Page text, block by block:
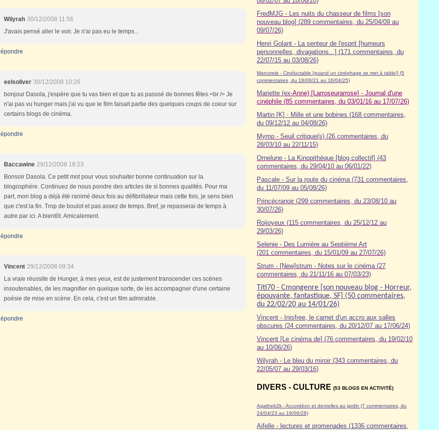
Wilyrah 30/12/2008 11:56
J'avais pensé aller le voir. Je n'ai pas eu le temps...
eelsoliver 30/12/2008 10:26
bonjour Dasola, j'espère que tu vas bien et que tu as passsé de bonnes fêtes.<br /> Je
n'ai pas vu hunger mais j'ai vu que le film faisait partie des quelques coups de coeur sur
certains blogs de cinéma.
Baccawine 29/12/2008 18:23
Bonsoir Dasola. Ce petit mot pour vous souhaiter bonne continuation sur la
blogosphère. Continuez de nous pondre des articles de si bonnes qualités. Pour ma
part, mon blog a déjà été ranimé deux fois au défibrillateur mais cette fois, je sens bien
que c'est la fin. Trop de boulot et pas assez de temps. Bref, je repasserai de temps à
autre par ici. A bientôt. Amicalement.
Vincent 29/12/2008 09:34
La vraie réussite de Hunger, à mes yeux, est de justement transcender ces scènes
insoutenables, de les magnifier en quelque sorte, de les accompagner d'une certaine
poésie de mise en scène. En cela, c'est un film admirable.
FredMJG - Les nuits du chasseur de films [son
nouveau blog] (289 commentaires, du 25/04/09 au
09/07/26)
Henri Golant - La senteur de l'esprit [humeurs
personnelles, divagations...] (171 commentaires, du
22/07/15 au 03/08/26)
Marcorele - Cinéluctable [quand un cinéphage se met à table!] (5
commentaires, du 18/08/21 au 16/04/25)
Mariette (ex-Anne) [Larroseurarrose] - Journal d'une
cinéphile (85 commentaires, du 03/01/16 au 17/07/26)
Martin [K] - Mille et une bobines (168 commentaires,
du 09/12/12 au 04/08/26)
Mymp - Seuil critique(s) (26 commentaires, du
28/03/10 au 22/11/15)
Ornelune - La Kinopithèque [blog collectif] (43
commentaires, du 29/04/10 au 06/01/22)
Pascale - Sur la route du cinéma (731 commentaires,
du 11/07/09 au 05/08/26)
Princécranoir (299 commentaires, du 23/08/10 au
30/07/26)
Roijoyeux (115 commentaires, du 25/12/12 au
29/03/26)
Selenie - Des Lumière au Septième Art
(201 commentaires, du 15/01/09 au 27/07/26)
Strum - [New]strum - Notes sur le cinéma (27
commentaires, du 21/11/16 au 07/03/23)
Titi70 - Cmongenre [son nouveau blog - Horreur,
épouvante, fantastique, SF] (50 commentaires,
du 22/02/20 au 14/01/26)
Vincent - Inisfree, le carnet d'un accro aux salles
obscures (24 commentaires, du 20/12/07 au 17/06/24)
Vincent [Le cinéma de] (76 commentaires, du 19/02/10
au 10/06/26)
Wilyrah - Le bleu du miroir (343 commentaires, du
22/05/07 au 29/03/16)
DIVERS - CULTURE (53 BLOGS EN ACTIVITÉ)
Agatheb2k - Accordéon et dentelles au jardin (7 commentaires, du
24/04/23 au 19/06/26)
Aifelle - lectures et promenades (1336 commentaires,